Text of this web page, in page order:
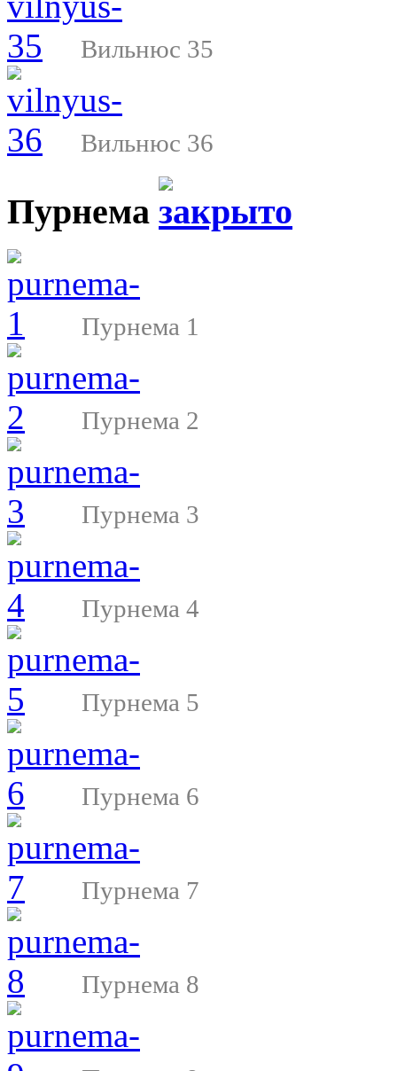
Вильнюс 35
Вильнюс 36
Пурнема
Пурнема 1
Пурнема 2
Пурнема 3
Пурнема 4
Пурнема 5
Пурнема 6
Пурнема 7
Пурнема 8